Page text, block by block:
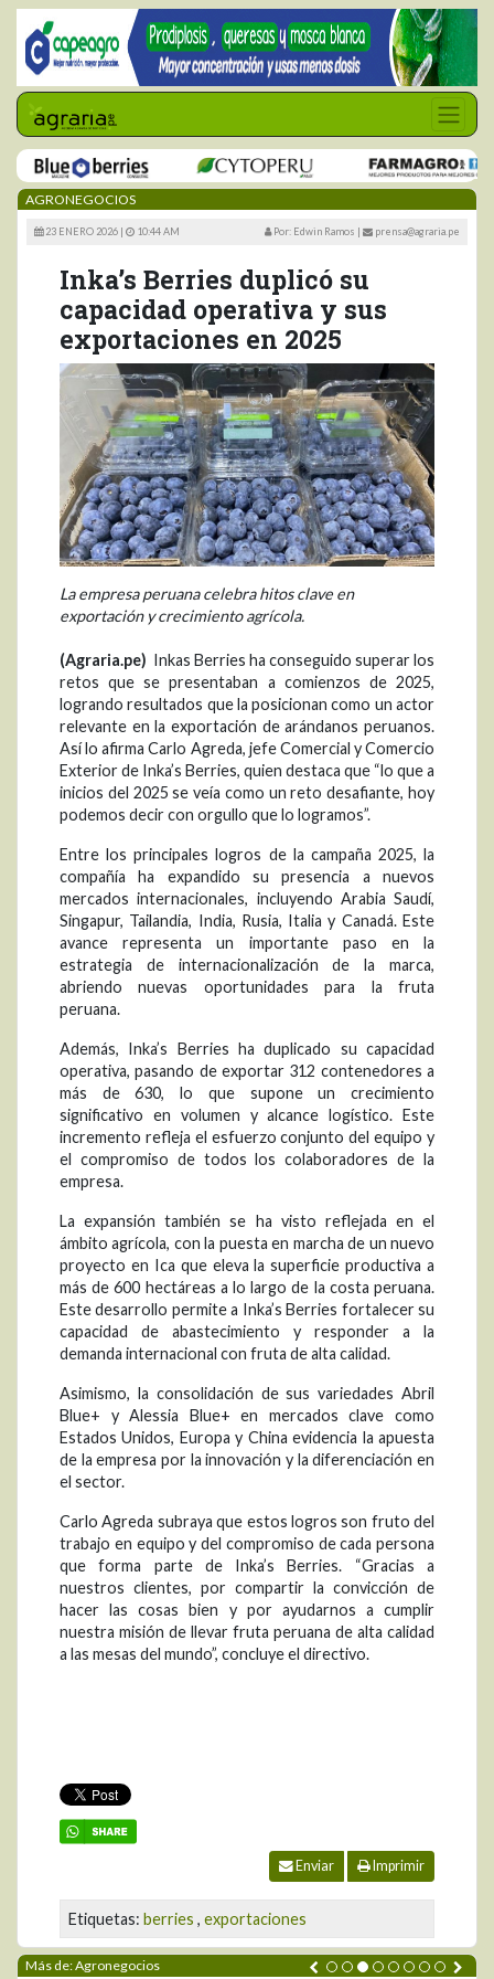
AGRONEGOCIOS
23 ENERO 2026 | 10:44 AM Por: Edwin Ramos | prensa@agraria.pe
Inka’s Berries duplicó su
capacidad operativa y sus
exportaciones en 2025
La empresa peruana celebra hitos clave en
exportación y crecimiento agrícola.
(Agraria.pe) Inkas Berries ha conseguido superar los
retos que se presentaban a comienzos de 2025,
logrando resultados que la posicionan como un actor
relevante en la exportación de arándanos peruanos.
Así lo afirma Carlo Agreda, jefe Comercial y Comercio
Exterior de Inka’s Berries, quien destaca que “lo que a
inicios del 2025 se veía como un reto desafiante, hoy
podemos decir con orgullo que lo logramos”.
Entre los principales logros de la campaña 2025, la
compañía ha expandido su presencia a nuevos
mercados internacionales, incluyendo Arabia Saudí,
Singapur, Tailandia, India, Rusia, Italia y Canadá. Este
avance representa un importante paso en la
estrategia de internacionalización de la marca,
abriendo nuevas oportunidades para la fruta
peruana.
Además, Inka’s Berries ha duplicado su capacidad
operativa, pasando de exportar 312 contenedores a
más de 630, lo que supone un crecimiento
significativo en volumen y alcance logístico. Este
incremento refleja el esfuerzo conjunto del equipo y
el compromiso de todos los colaboradores de la
empresa.
La expansión también se ha visto reflejada en el
ámbito agrícola, con la puesta en marcha de un nuevo
proyecto en Ica que eleva la superficie productiva a
más de 600 hectáreas a lo largo de la costa peruana.
Este desarrollo permite a Inka’s Berries fortalecer su
capacidad de abastecimiento y responder a la
demanda internacional con fruta de alta calidad.
Asimismo, la consolidación de sus variedades Abril
Blue+ y Alessia Blue+ en mercados clave como
Estados Unidos, Europa y China evidencia la apuesta
de la empresa por la innovación y la diferenciación en
el sector.
Carlo Agreda subraya que estos logros son fruto del
trabajo en equipo y del compromiso de cada persona
que forma parte de Inka’s Berries. “Gracias a
nuestros clientes, por compartir la convicción de
hacer las cosas bien y por ayudarnos a cumplir
nuestra misión de llevar fruta peruana de alta calidad
a las mesas del mundo”, concluye el directivo.
Enviar Imprimir
Etiquetas: berries , exportaciones
Más de: Agronegocios